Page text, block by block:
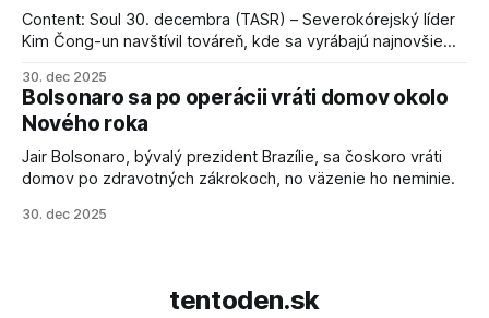
Content: Soul 30. decembra (TASR) – Severokórejský líder
Kim Čong-un navštívil továreň, kde sa vyrábajú najnovšie
schopnosti. Informovali o tom štátne médiá KĽDR, na ktoré
sa odvoláva agentúra AFP.
30. dec 2025
Bolsonaro sa po operácii vráti domov okolo
Nového roka
Jair Bolsonaro, bývalý prezident Brazílie, sa čoskoro vráti
domov po zdravotných zákrokoch, no väzenie ho neminie.
30. dec 2025
tentoden.sk